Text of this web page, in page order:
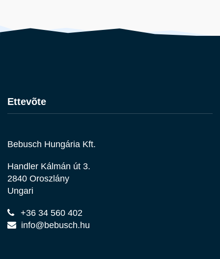
Ettevõte
Bebusch Hungária Kft.
Handler Kálmán út 3.
2840 Oroszlány
Ungari
+36 34 560 402
info@bebusch.hu